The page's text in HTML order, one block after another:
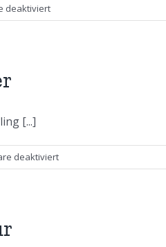
deaktiviertfür
Es
[...]
deaktiviertfür
Jetzt